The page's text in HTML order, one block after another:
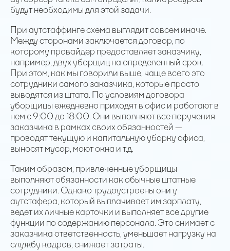
будут необходимы для этой задачи.
При аутстаффинге схема выглядит совсем иначе.
Между сторонами заключается договор, по
которому провайдер предоставляет заказчику,
например, двух уборщиц на определенный срок.
При этом, как мы говорили выше, чаще всего это
сотрудники самого заказчика, которые просто
выводятся из штата. По условиям договора
уборщицы ежедневно приходят в офис и работают в
нем с 9:00 до 18:00. Они выполняют все поручения
заказчика в рамках своих обязанностей —
проводят текущую и капитальную уборку офиса,
выносят мусор, моют окна и т.д.
Таким образом, привлеченные уборщицы
выполняют обязанности как обычные штатные
сотрудники. Однако трудоустроены они у
аутстафера, который выплачивает им зарплату,
ведет их личные карточки и выполняет все другие
функции по содержанию персонала. Это снимает с
заказчика ответственность, уменьшает нагрузку на
службу кадров, снижает затраты.